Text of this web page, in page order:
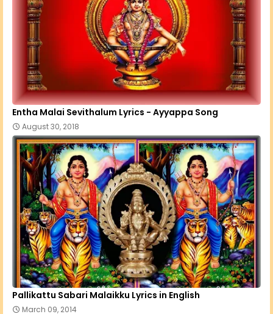
Entha Malai Sevithalum Lyrics - Ayyappa Song
August 30, 2018
Pallikattu Sabari Malaikku Lyrics in English
March 09, 2014